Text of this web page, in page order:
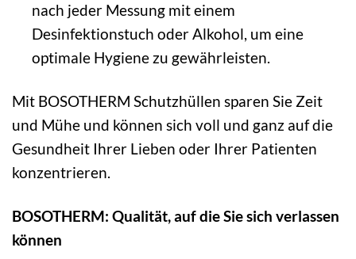
nach jeder Messung mit einem
Desinfektionstuch oder Alkohol, um eine
optimale Hygiene zu gewährleisten.
Mit BOSOTHERM Schutzhüllen sparen Sie Zeit
und Mühe und können sich voll und ganz auf die
Gesundheit Ihrer Lieben oder Ihrer Patienten
konzentrieren.
BOSOTHERM: Qualität, auf die Sie sich verlassen
können